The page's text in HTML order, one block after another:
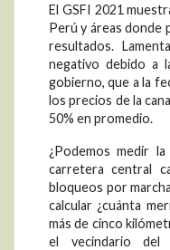
El GSFI 2021
Perú y áreas donde
resultados.
negativo debido a
gobierno, que a la
los precios de la
50% en promedio.
¿Podemos medir
carretera central
bloqueos por
calcular ¿cuánta
más de cinco
el vecindario del